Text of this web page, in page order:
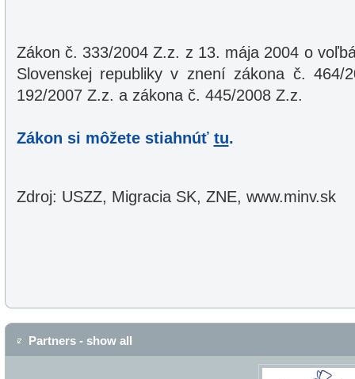
Zákon č. 333/2004 Z.z. z 13. mája 2004 o
Slovenskej republiky v znení zákona č. 464/
192/2007 Z.z. a zákona č. 445/2008 Z.z.
Zákon si môžete stiahnúť tu.
Zdroj: USZZ, Migracia SK, ZNE, www.minv.sk
Partners - show all